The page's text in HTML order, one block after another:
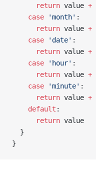
      return
value +
    case
'month' :
      return
value +
    case
'date' :
      return
value +
    case
'hour' :
      return
value +
    case
'minute' :
      return
value +
    default
:
      return
value
  }
}